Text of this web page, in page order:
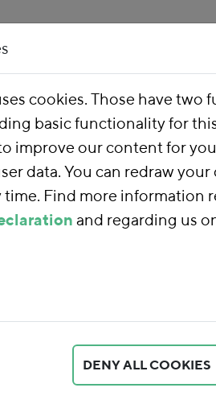
cookies. Those have two
basic functionality for
improve our content for
data. You can redraw
time. Find more information
and regarding us
DENY ALL COOKIES